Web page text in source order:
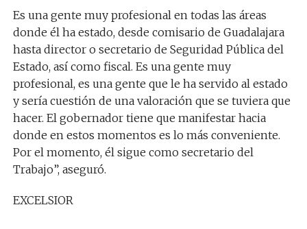
Es una gente muy profesional en todas las áreas
donde él ha estado, desde comisario de Guadalajara
hasta director o secretario de Seguridad Pública del
Estado, así como fiscal. Es una gente muy
profesional, es una gente que le ha servido al estado
y sería cuestión de una valoración que se tuviera que
hacer. El gobernador tiene que manifestar hacia
donde en estos momentos es lo más conveniente.
Por el momento, él sigue como secretario del
Trabajo”, aseguró.
EXCELSIOR